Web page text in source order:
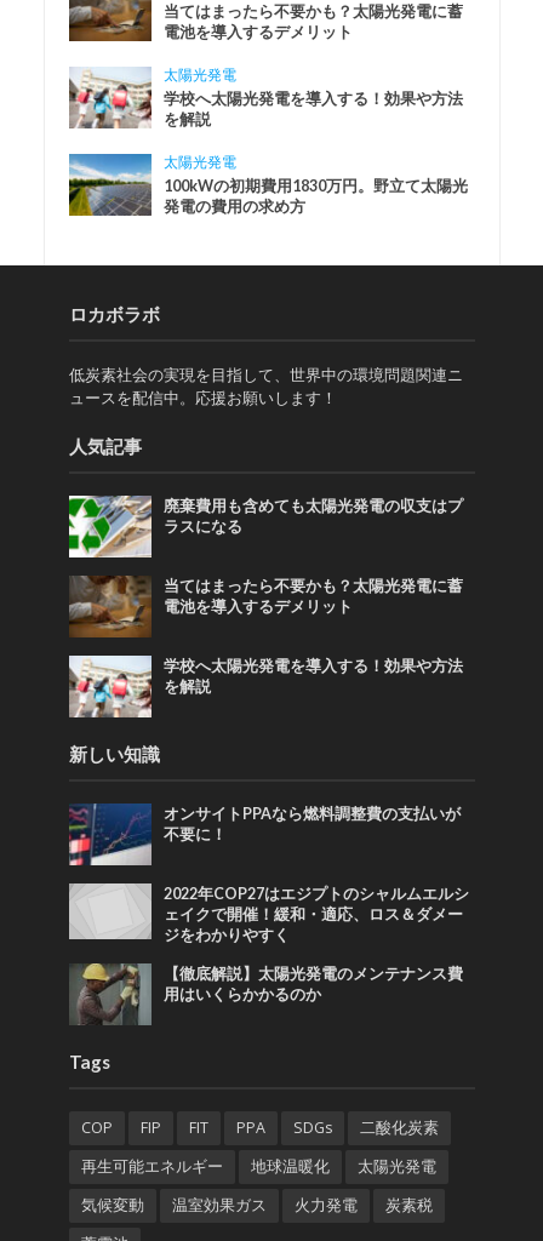
当てはまったら不要かも？太陽光発電に蓄
電池を導入するデメリット
太陽光発電
学校へ太陽光発電を導入する！効果や方法
を解説
太陽光発電
100kWの初期費用1830万円。野立て太陽光
発電の費用の求め方
ロカボラボ
低炭素社会の実現を目指して、世界中の環境問題関連ニ
ュースを配信中。応援お願いします！
人気記事
廃棄費用も含めても太陽光発電の収支はプ
ラスになる
当てはまったら不要かも？太陽光発電に蓄
電池を導入するデメリット
学校へ太陽光発電を導入する！効果や方法
を解説
新しい知識
オンサイトPPAなら燃料調整費の支払いが
不要に！
2022年COP27はエジプトのシャルムエルシ
ェイクで開催！緩和・適応、ロス＆ダメー
ジをわかりやすく
【徹底解説】太陽光発電のメンテナンス費
用はいくらかかるのか
Tags
COP FIP FIT PPA SDGs
二酸化炭素
再生可能エネルギー
地球温暖化
太陽光発電
気候変動
温室効果ガス 火力発電
炭素税